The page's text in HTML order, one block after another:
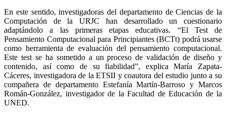
En este sentido, investigadoras del departamento de Ciencias de la
Computación de la URJC han desarrollado un cuestionario
adaptándolo a las primeras etapas educativas. “El Test de
Pensamiento Computacional para Principiantes (BCTt) podrá usarse
como herramienta de evaluación del pensamiento computacional.
Este test se ha sometido a un proceso de validación de diseño y
contenido, así como de su fiabilidad”, explica María Zapata-
Cáceres, investigadora de la ETSII y coautora del estudio junto a su
compañera de departamento Estefanía Martín-Barroso y Marcos
Román-González, investigador de la Facultad de Educación de la
UNED.